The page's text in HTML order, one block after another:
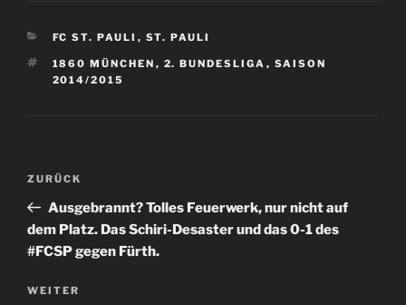
KATEGORIEN
FC ST. PAULI , ST. PAULI
SCHLAGWÖRTER
1860 MÜNCHEN , 2. BUNDESLIGA , SAISON
2014/2015
Beitragsnavigation
Vorheriger
Beitrag
ZURÜCK
Ausgebrannt? Tolles Feuerwerk, nur nicht auf
dem Platz. Das Schiri-Desaster und das 0-1 des
#FCSP gegen Fürth.
Nächster
WEITER